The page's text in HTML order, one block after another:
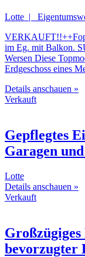
Lotte |
im Eg. mit Balkon.
Wersen Diese
Erdgeschoss eines
Details anschauen »
Verkauft
Gepflegtes
Garagen
Lotte
Details anschauen »
Verkauft
bevorzugter